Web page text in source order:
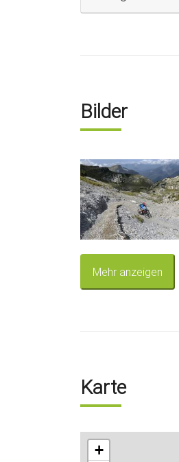
Bilder
Mehr anzeigen
Karte
+